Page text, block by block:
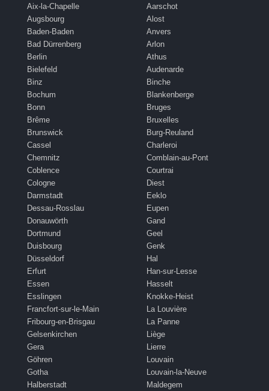
Aix-la-Chapelle
Augsbourg
Baden-Baden
Bad Dürrenberg
Berlin
Bielefeld
Binz
Bochum
Bonn
Brême
Brunswick
Cassel
Chemnitz
Coblence
Cologne
Darmstadt
Dessau-Rosslau
Donauwörth
Dortmund
Duisbourg
Düsseldorf
Erfurt
Essen
Esslingen
Francfort-sur-le-Main
Fribourg-en-Brisgau
Gelsenkirchen
Gera
Göhren
Gotha
Halberstadt
Aarschot
Alost
Anvers
Arlon
Athus
Audenarde
Binche
Blankenberge
Bruges
Bruxelles
Burg-Reuland
Charleroi
Comblain-au-Pont
Courtrai
Diest
Eeklo
Eupen
Gand
Geel
Genk
Hal
Han-sur-Lesse
Hasselt
Knokke-Heist
La Louvière
La Panne
Liège
Lierre
Louvain
Louvain-la-Neuve
Maldegem